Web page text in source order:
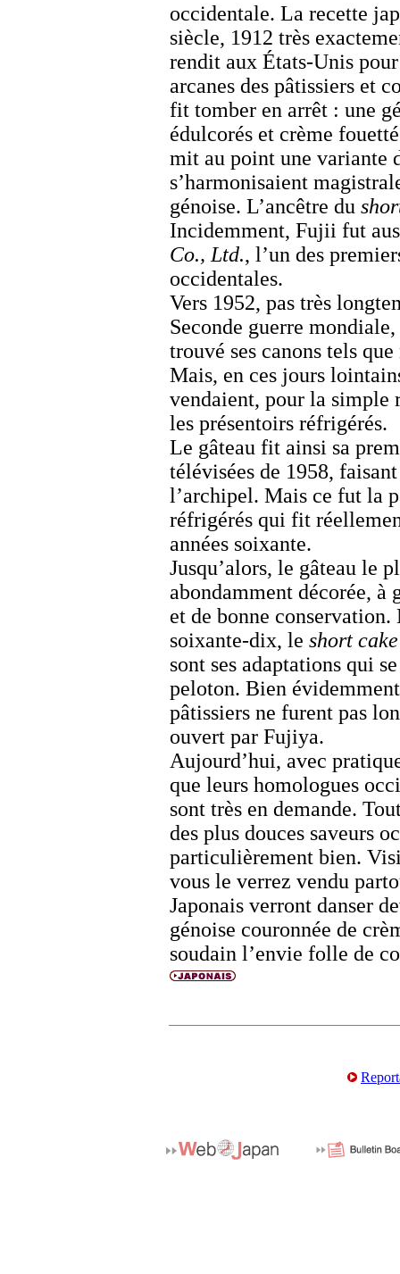
occidentale. La recette
siècle, 1912 très
rendit aux États-Unis
arcanes des pâtissiers et
fit tomber en arrêt : une
édulcorés et crème
mit au point une variante
s’harmonisaient
génoise. L’ancêtre du
Incidemment, Fujii fut
Co., Ltd., l’un des
occidentales.
Vers 1952, pas très
Seconde guerre
trouvé ses canons tels
Mais, en ces jours
vendaient, pour la simple
les présentoirs réfrigérés.
Le gâteau fit ainsi sa
télévisées de 1958,
l’archipel. Mais ce fut la
réfrigérés qui fit
années soixante.
Jusqu’alors, le gâteau le
abondamment décorée, à
et de bonne
soixante-dix, le short cake
sont ses adaptations qui
peloton. Bien
pâtissiers ne furent pas
ouvert par Fujiya.
Aujourd’hui, avec
que leurs homologues
sont très en demande.
des plus douces saveurs
particulièrement bien.
vous le verrez vendu
Japonais verront danser
génoise couronnée de
soudain l’envie folle de